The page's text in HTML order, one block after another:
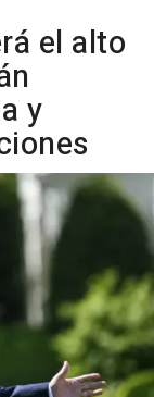
el alto
y